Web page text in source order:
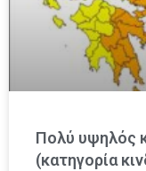
Πολύ υψηλός
(κατηγορία